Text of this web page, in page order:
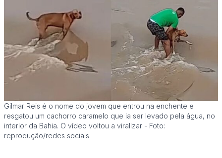
Gilmar Reis é o nome do jovem que entrou na enchente e
resgatou um cachorro caramelo que ia ser levado pela água, no
interior da Bahia. O vídeo voltou a viralizar - Foto:
reprodução/redes sociais